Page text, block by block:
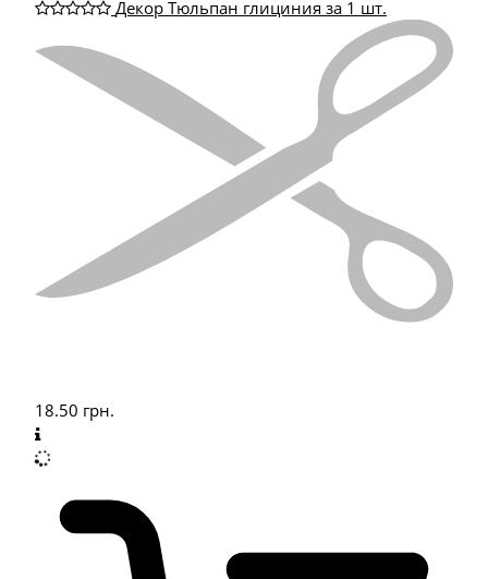
Декор Тюльпан глициния за 1 шт.
18.50 грн.